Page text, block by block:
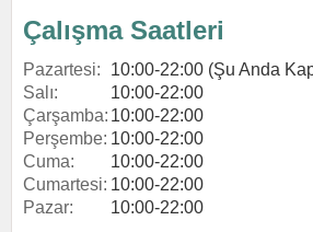
Çalışma Saatleri
Pazartesi:
10:00-22:00 (Şu Anda
Salı:
10:00-22:00
Çarşamba: 10:00-22:00
Perşembe: 10:00-22:00
Cuma:
10:00-22:00
Cumartesi: 10:00-22:00
Pazar:
10:00-22:00